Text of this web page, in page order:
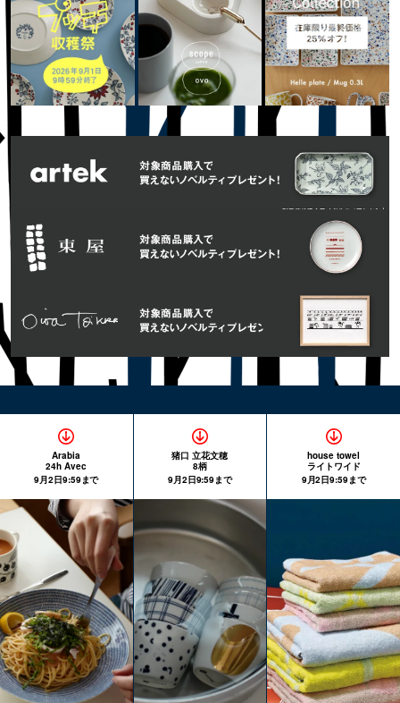
Arabia
24h Avec
9月2日9:59まで
猪口 立花文穂
8柄
9月2日9:59まで
house towel
ライトワイド
9月2日9:59まで